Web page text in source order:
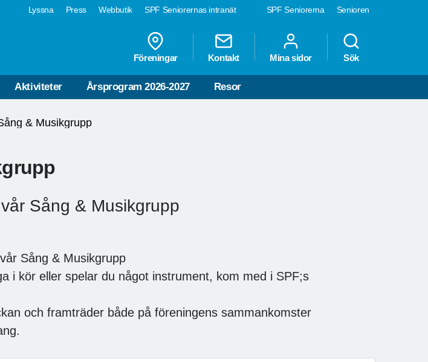
SPF Seniorerna Senioren
Lyssna Press Webbutik SPF Seniorernas intranät
Föreningar Kontakt Mina sidor Sök
Aktiviteter Årsprogram 2026-2027 Resor
& Musikgrupp
Sång & Musikgrupp
Sång & Musikgrupp
i kör eller spelar du något instrument, kom med i SPF;s
och framträder både på föreningens sammankomster